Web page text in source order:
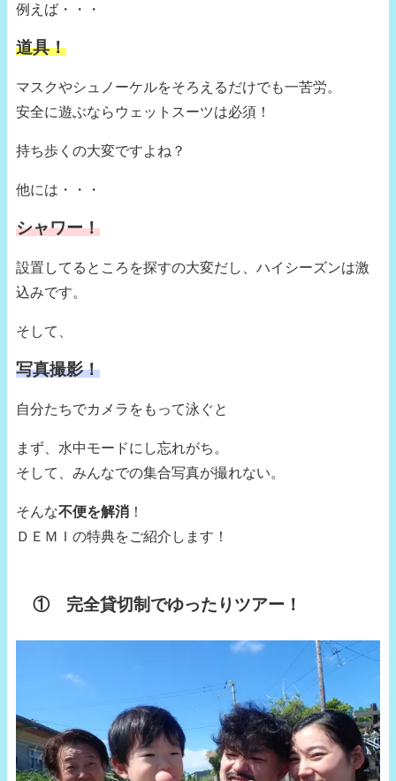
例えば・・・
道具！
マスクやシュノーケルをそろえるだけでも一苦労。
安全に遊ぶならウェットスーツは必須！
持ち歩くの大変ですよね？
他には・・・
シャワー！
設置してるところを探すの大変だし、ハイシーズンは激
込みです。
そして、
写真撮影！
自分たちでカメラをもって泳ぐと
まず、水中モードにし忘れがち。
そして、みんなでの集合写真が撮れない。
そんな不便を解消 ！
ＤＥＭＩの特典をご紹介します！
① 完全貸切制でゆったりツアー！